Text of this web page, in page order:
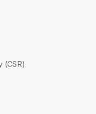
(CSR)